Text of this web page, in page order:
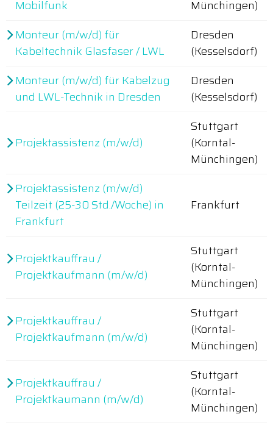
Mobilfunk
Münchingen)
Monteur (m/w/d) für
Kabeltechnik Glasfaser / LWL
Dresden
(Kesselsdorf)
Monteur (m/w/d) für Kabelzug
und LWL-Technik in Dresden
Dresden
(Kesselsdorf)
Projektassistenz (m/w/d)
Stuttgart
(Korntal-
Münchingen)
Projektassistenz (m/w/d)
Teilzeit (25-30 Std./Woche) in
Frankfurt
Frankfurt
Projektkauffrau /
Projektkaufmann (m/w/d)
Stuttgart
(Korntal-
Münchingen)
Projektkauffrau /
Projektkaufmann (m/w/d)
Stuttgart
(Korntal-
Münchingen)
Projektkauffrau /
Projektkaumann (m/w/d)
Stuttgart
(Korntal-
Münchingen)